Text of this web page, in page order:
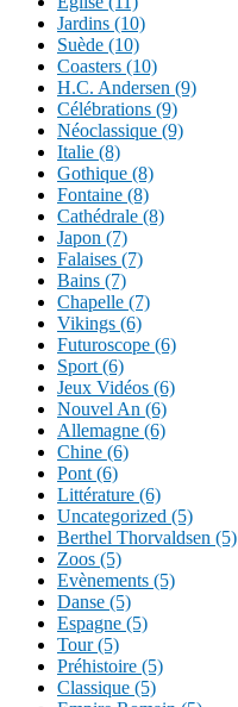
Jardins (10)
Suède (10)
Coasters (10)
H.C. Andersen (9)
Célébrations (9)
Néoclassique (9)
Italie (8)
Gothique (8)
Fontaine (8)
Cathédrale (8)
Japon (7)
Falaises (7)
Bains (7)
Chapelle (7)
Vikings (6)
Futuroscope (6)
Sport (6)
Jeux Vidéos (6)
Nouvel An (6)
Allemagne (6)
Chine (6)
Pont (6)
Littérature (6)
Uncategorized (5)
Berthel Thorvaldsen (5)
Zoos (5)
Evènements (5)
Danse (5)
Espagne (5)
Tour (5)
Préhistoire (5)
Classique (5)